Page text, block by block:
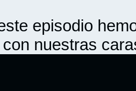
episodio
nuestras